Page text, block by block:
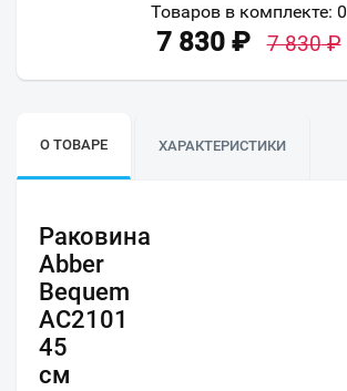
Товаров в комплекте: 0
7 830₽ 7 830₽
О ТОВАРЕ ХАРАКТЕРИСТИКИ
Раковина
Abber
Bequem
AC2101
45
см